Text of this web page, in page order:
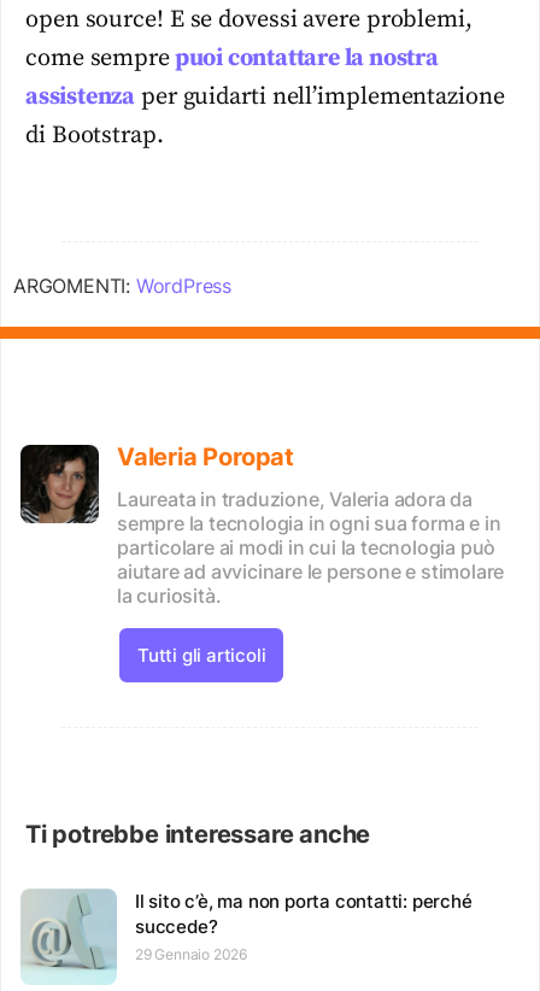
open source! E se dovessi avere problemi,
come semprepuoi contattare la nostra
assistenza per guidarti nell’implementazione
di Bootstrap.
ARGOMENTI: WordPress
Valeria Poropat
Laureata in traduzione, Valeria adora da
sempre la tecnologia in ogni sua forma e in
particolare ai modi in cui la tecnologia può
aiutare ad avvicinare le persone e stimolare
la curiosità.
Tutti gli articoli
Ti potrebbe interessare anche
Il sito c’è, ma non porta contatti: perché
succede?
29 Gennaio 2026